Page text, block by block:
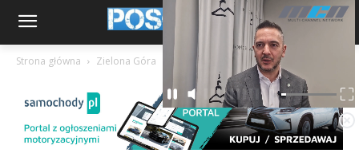
Strona główna Zielona Góra